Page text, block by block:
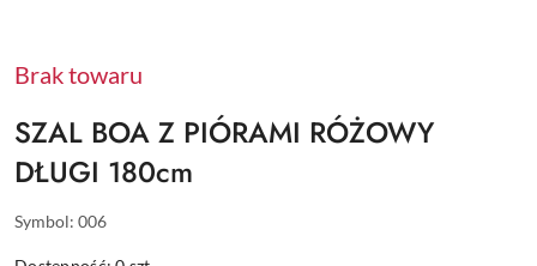
Brak towaru
SZAL BOA Z PIÓRAMI RÓŻOWY
DŁUGI 180cm
Symbol: 006